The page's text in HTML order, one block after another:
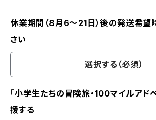
休業期間（8月6〜21日）後の発送希望
さい
選択する（必須）
「小学生たちの冒険旅・100マイルアド
援する